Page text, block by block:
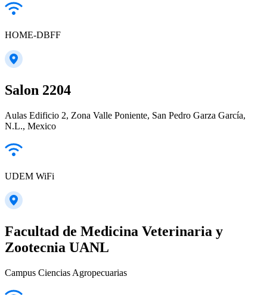
HOME-DBFF
Salon 2204
Aulas Edificio 2, Zona Valle Poniente, San Pedro Garza García,
N.L., Mexico
UDEM WiFi
Facultad de Medicina Veterinaria y
Zootecnia UANL
Campus Ciencias Agropecuarias